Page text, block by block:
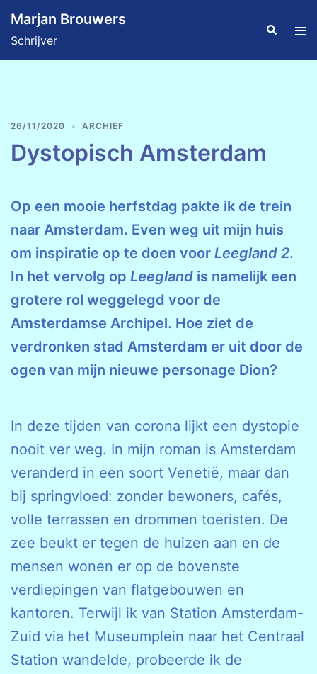
naar
de
inhoud
Marjan Brouwers
Schrijver
Zoeken
26/11/2020 ARCHIEF
Dystopisch Amsterdam
Op een mooie herfstdag pakte ik de trein
naar Amsterdam. Even weg uit mijn huis
om inspiratie op te doen voor Leegland 2.
In het vervolg op Leegland is namelijk een
grotere rol weggelegd voor de
Amsterdamse Archipel. Hoe ziet de
verdronken stad Amsterdam er uit door de
ogen van mijn nieuwe personage Dion?
In deze tijden van corona lijkt een dystopie
nooit ver weg. In mijn roman is Amsterdam
veranderd in een soort Venetië, maar dan
bij springvloed: zonder bewoners, cafés,
volle terrassen en drommen toeristen. De
zee beukt er tegen de huizen aan en de
mensen wonen er op de bovenste
verdiepingen van flatgebouwen en
kantoren. Terwijl ik van Station Amsterdam-
Zuid via het Museumplein naar het Centraal
Station wandelde, probeerde ik de